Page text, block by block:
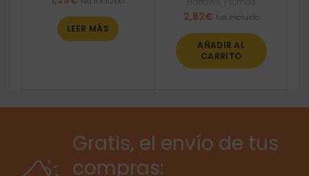
LEER MÁS
2,82€ Iva incluido
AÑADIR AL
CARRITO
Gratis, el envío de tus
compras: